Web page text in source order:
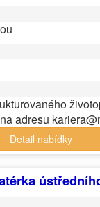
adresu
Detail nabídky